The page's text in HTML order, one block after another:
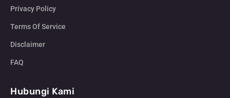
Privacy Policy
Terms Of Service
Disclaimer
FAQ
Hubungi Kami